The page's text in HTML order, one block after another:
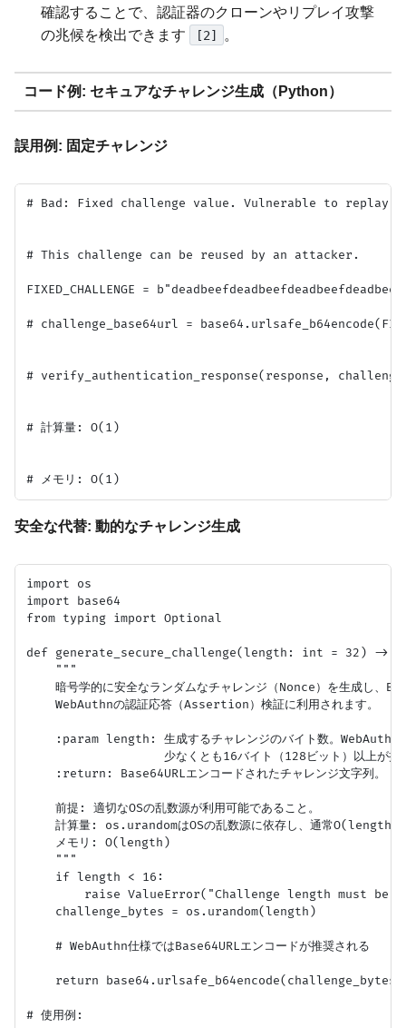
確認することで、認証器のクローンやリプレイ攻撃
の兆候を検出できます
[2] 。
コード例: セキュアなチャレンジ生成（Python）
誤用例: 固定チャレンジ
# Bad: Fixed challenge value. Vulnerable to replay
# This challenge can be reused by an attacker.
FIXED_CHALLENGE =
# challenge_base64url =
# verify_authentication_response(response,
# 計算量: O(1)
安全な代替: 動的なチャレンジ生成
import os
import base64
from typing import Optional
def generate_secure_challenge(length: int = 32) ->
    """
暗号学的に安全なランダムなチャレンジ（Nonce）を生成し、
    WebAuthnの認証応答（Assertion）検証に利用されます。
:param length: 生成するチャレンジのバイト数。WebAuthnの
少なくとも16バイト（128ビット）以上が推
    :return: Base64URLエンコードされたチャレンジ文字列。
    前提: 適切なOSの乱数源が利用可能であること。
計算量: os.urandomはOSの乱数源に依存し、通常
    メモリ: O(length)
    """
    if length < 16:
raise ValueError("Challenge length must be
    challenge_bytes = os.urandom(length)
    # WebAuthn仕様ではBase64URLエンコードが推奨される
return
# 使用例: